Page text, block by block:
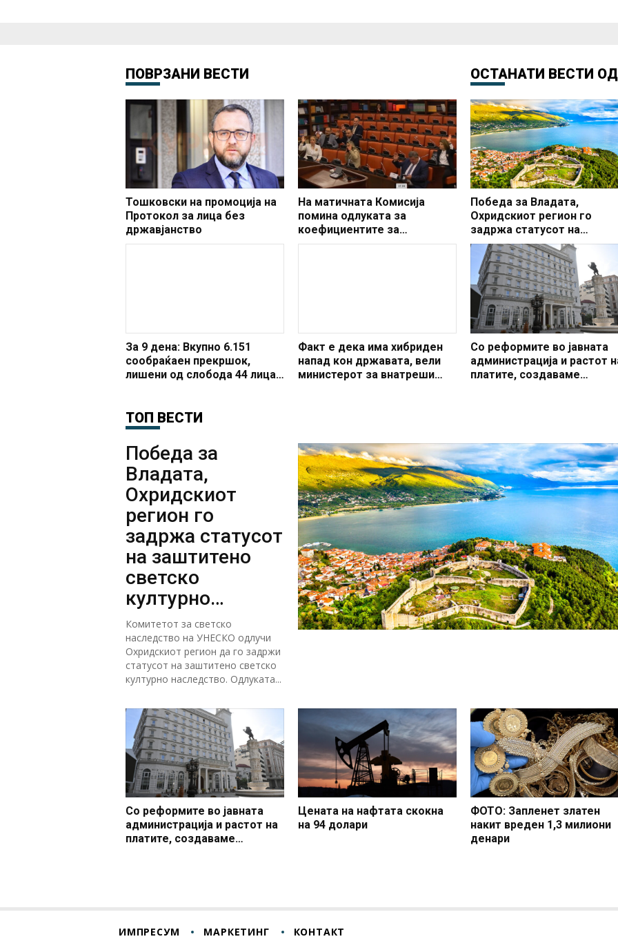
ПОВРЗАНИ ВЕСТИ
Тошковски на промоција на
Протокол за лица без
државјанство
На матичната Комисија
помина одлуката за
коефициентите за
пресметка на платите на
За 9 дена: Вкупно 6.151
сообраќаен прекршок,
лишени од слобода 44 лица
Факт е дека има хибриден
напад кон државата, вели
министерот за внатреши
ОСТАНАТИ ВЕСТИ ОД
Победа за Владата,
Охридскиот регион го
задржа статусот на
заштитено светско
наследство
Со реформите во јавната
администрација и растот
платите, создаваме
ТОП ВЕСТИ
Победа за
Владата,
Охридскиот
регион го
задржа статусот
на заштитено
светско
културно
наследство
Комитетот за светско
наследство на УНЕСКО одлучи
Охридскиот регион да го задржи
статусот на заштитено светско
културно наследство. Одлуката...
Со реформите во јавната
администрација и растот на
платите, создаваме
Цената на нафтата скокна
на 94 долари
ФОТО: Запленет златен
накит вреден 1,3 милиони
денари
ИМПРЕСУМ МАРКЕТИНГ КОНТАКТ